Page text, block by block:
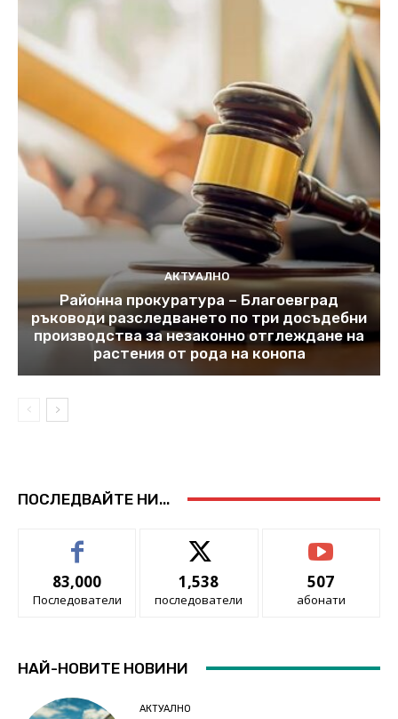
АКТУАЛНО
Районна прокуратура – Благоевград
ръководи разследването по три досъдебни
производства за незаконно отглеждане на
растения от рода на конопа
ПОСЛЕДВАЙТЕ НИ...
83,000
Последователи
1,538
последователи
507
абонати
НАЙ-НОВИТЕ НОВИНИ
АКТУАЛНО